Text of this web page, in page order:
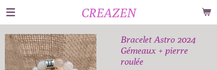
Passer
au
contenu
principal
CREAZEN
Bracelet Astro 2024
Gémeaux + pierre
roulée